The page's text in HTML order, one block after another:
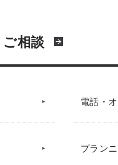
相談
電話・
プラン